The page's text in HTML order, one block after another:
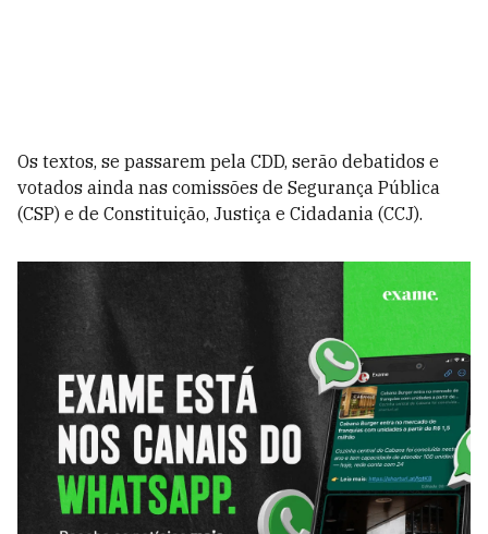
Os textos, se passarem pela CDD, serão debatidos e
votados ainda nas comissões de Segurança Pública
(CSP) e de Constituição, Justiça e Cidadania (CCJ).